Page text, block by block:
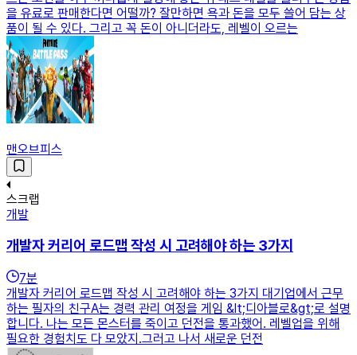
을 유료로 판매한다면 어떨까? 잘만하면 욕과 돈을 모두 쓸어 담는 상
품이 될 수 있다. 그리고 꼭 돈이 아니더라도, 레벨이 오르는
맨오브피스
스크랩
개발
개발자 커리어 로드맵 작성 시 고려해야 하는 3가지
7분
개발자 커리어 로드맵 작성 시 고려해야 하는 3가지 대기업에서 근무
하는 필자의 친구A는 경력 관리 여정을 게임 &lt;디아블로&gt;로 설명
합니다. 나는 모든 몬스터를 죽이고 던전을 통과했어. 레벨업을 위해
필요한 경험치도 다 모았지.그러고 나서 새로운 던전